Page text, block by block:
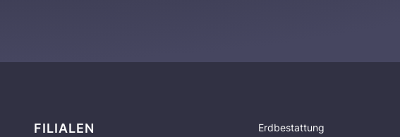
FILIALEN
Erdbestattung